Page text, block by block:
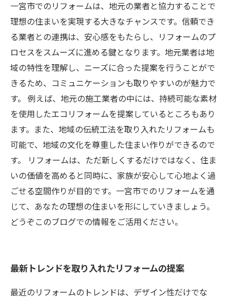
一宮市でのリフォームは、地元の業者と協力することで
理想の住まいを実現する大きなチャンスです。信頼でき
る業者との連携は、安心感をもたらし、リフォームのプ
ロセスをスムーズに進める鍵となります。地元業者は地
域の特性を理解し、ニーズに合った提案を行うことがで
きるため、コミュニケーションも取りやすいのが魅力で
す。 例えば、地元の施工業者の中には、持続可能な素材
を使用したエコリフォームを提案しているところもあり
ます。また、地域の伝統工法を取り入れたリフォームも
可能で、地域の文化を尊重した住まい作りができるので
す。 リフォームは、ただ新しくするだけではなく、住ま
いの価値を高めると同時に、家族が安心して心地よく過
ごせる空間作りが目的です。一宮市でのリフォームを通
じて、あなたの理想の住まいを形にしていきましょう。
どうぞこのブログでの情報をご活用ください。
最新トレンドを取り入れたリフォームの提案
最近のリフォームのトレンドは、デザイン性だけでな